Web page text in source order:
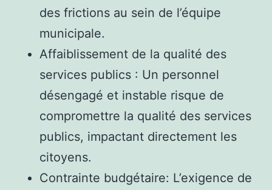
des frictions au sein de l’équipe
municipale.
Affaiblissement de la qualité des
services publics : Un personnel
désengagé et instable risque de
compromettre la qualité des services
publics, impactant directement les
citoyens.
Contrainte budgétaire: L’exigence de